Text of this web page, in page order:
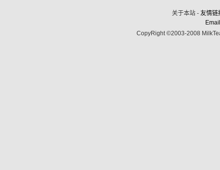
关于本站 - 友情链
CopyRight ©2003-2008